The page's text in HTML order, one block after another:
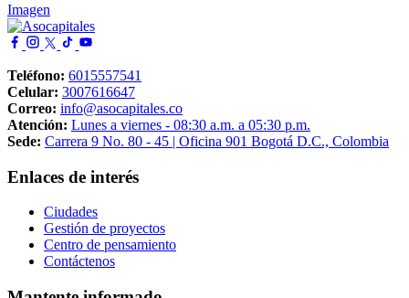
Imagen
Teléfono: 6015557541
Celular: 3007616647
Correo: info@asocapitales.co
Atención: Lunes a viernes - 08:30 a.m. a 05:30 p.m.
Sede: Carrera 9 No. 80 - 45 | Oficina 901 Bogotá D.C., Colombia
Enlaces de interés
Ciudades
Gestión de proyectos
Centro de pensamiento
Contáctenos